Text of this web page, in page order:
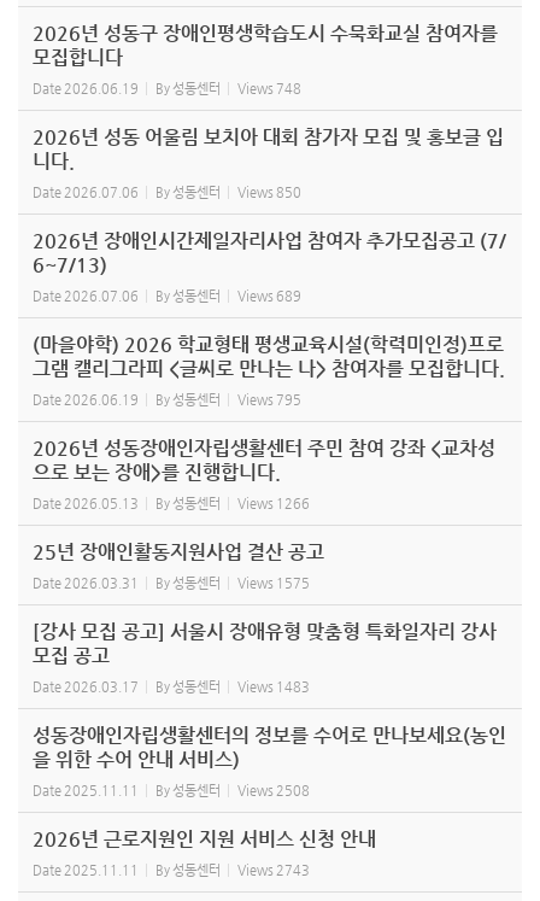
2026년 성동구 장애인평생학습도시 수묵화교실 참여자를
모집합니다
Date 2026.06.19 By성동센터 Views 748
2026년 성동 어울림 보치아 대회 참가자 모집 및 홍보글 입
니다.
Date 2026.07.06 By성동센터 Views 850
2026년 장애인시간제일자리사업 참여자 추가모집공고 (7/
6~7/13)
Date 2026.07.06 By성동센터 Views 689
(마을야학) 2026 학교형태 평생교육시설(학력미인정)프로
그램 캘리그라피 <글씨로 만나는 나> 참여자를 모집합니다.
Date 2026.06.19 By성동센터 Views 795
2026년 성동장애인자립생활센터 주민 참여 강좌 <교차성
으로 보는 장애>를 진행합니다.
Date 2026.05.13 By성동센터 Views 1266
25년 장애인활동지원사업 결산 공고
Date 2026.03.31 By성동센터 Views 1575
[강사 모집 공고] 서울시 장애유형 맞춤형 특화일자리 강사
모집 공고
Date 2026.03.17 By성동센터 Views 1483
성동장애인자립생활센터의 정보를 수어로 만나보세요(농인
을 위한 수어 안내 서비스)
Date 2025.11.11 By성동센터 Views 2508
2026년 근로지원인 지원 서비스 신청 안내
Date 2025.11.11 By성동센터 Views 2743